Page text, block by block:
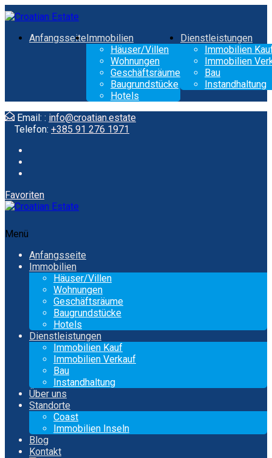
AnfangsseiteImmobilien
Häuser/Villen
Wohnungen
Geschäftsräume
Baugrundstücke
Hotels
Dienstleistungen
Immobilien
Immobilien
Bau
Instandhaltung
Email: : info@croatian.estate
Telefon: +385 91 276 1971
Favoriten
Menü
Anfangsseite
Immobilien
Häuser/Villen
Wohnungen
Geschäftsräume
Baugrundstücke
Hotels
Dienstleistungen
Immobilien Kauf
Immobilien Verkauf
Bau
Instandhaltung
Über uns
Standorte
Coast
Immobilien Inseln
Blog
Kontakt